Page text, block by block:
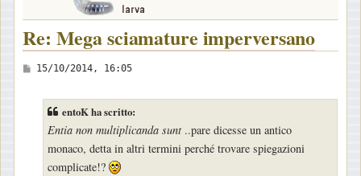
Re: Mega sciamature imperversano
M15/10/2014, 16:05
entoK ha scritto:
Entia non multiplicanda sunt ..pare dicesse un antico
monaco, detta in altri termini perché trovare spiegazioni
complicate!?